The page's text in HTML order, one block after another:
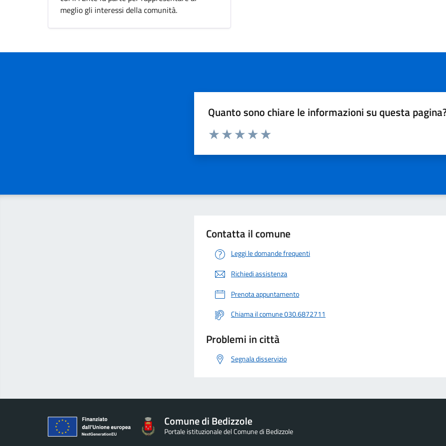
meglio gli interessi della comunità.
Quanto sono chiare le informazioni su questa
Valuta da 1 a 5 stelle la pagina
Contatta il comune
Leggi le domande frequenti
Richiedi assistenza
Prenota appuntamento
Chiama il comune 030.6872711
Problemi in città
Segnala disservizio
Comune di Bedizzole
Portale istituzionale del Comune di Bedizzole